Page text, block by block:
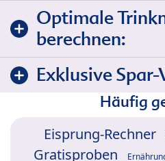
Optimale
berechnen:
Exklusive
Häufig
Eisprung-Rechner
Gratisproben